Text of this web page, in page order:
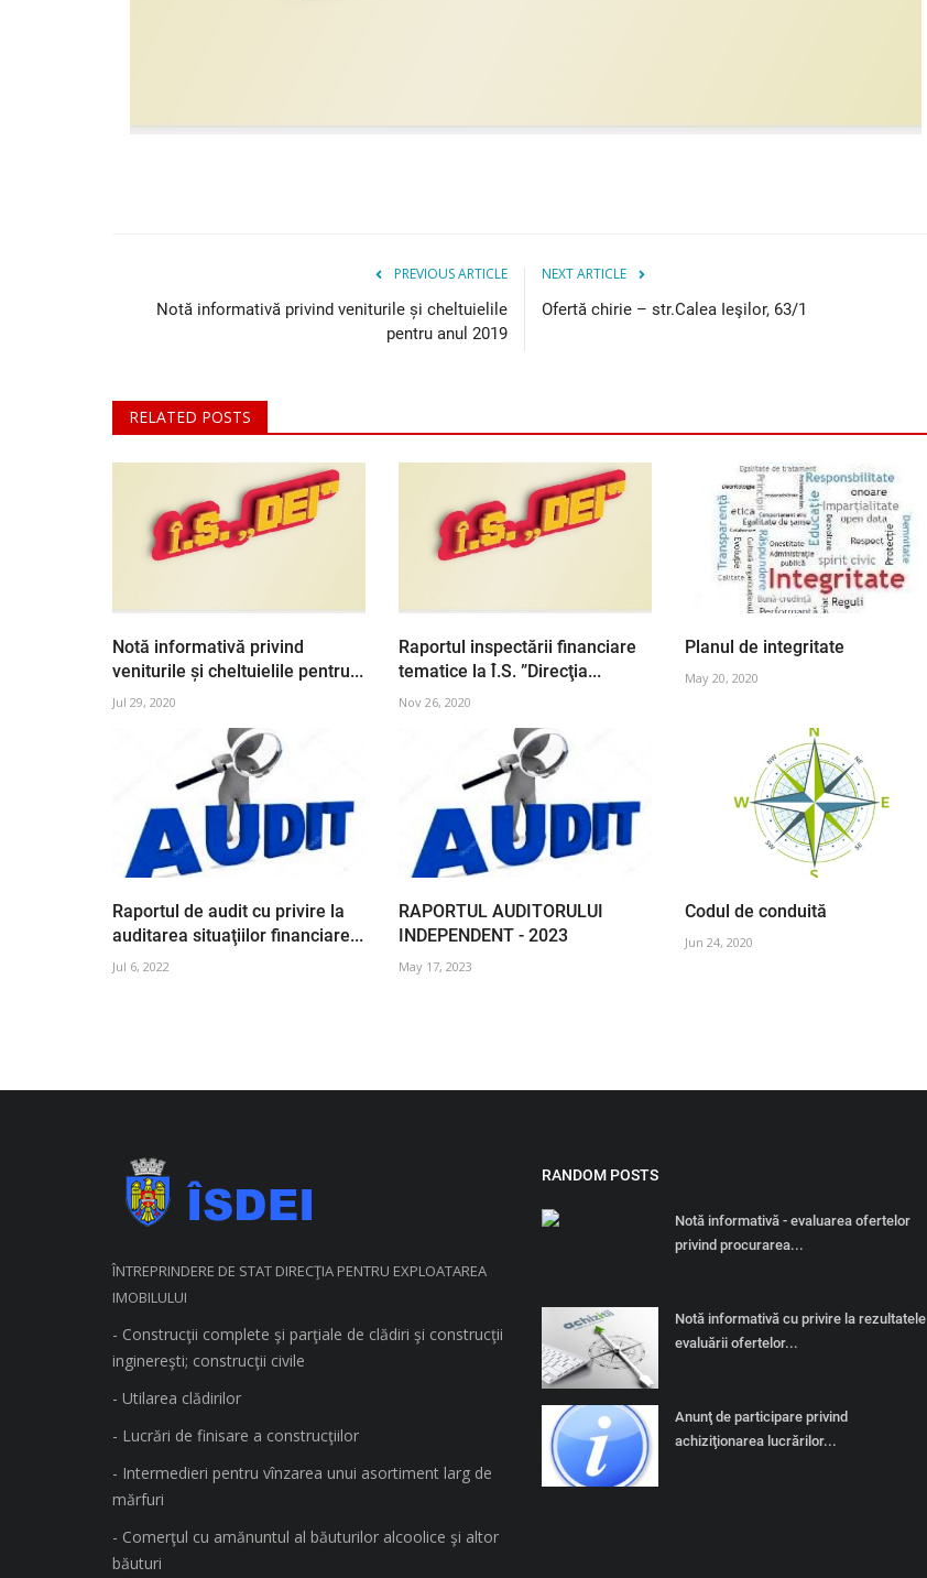
PREVIOUS ARTICLE
Notă informativă privind veniturile și cheltuielile
pentru anul 2019
NEXT ARTICLE
Ofertă chirie – str.Calea Ieşilor, 63/1
RELATED POSTS
Notă informativă privind
veniturile și cheltuielile pentru...
Jul 29, 2020
Raportul inspectării financiare
tematice la Î.S. ”Direcţia...
Nov 26, 2020
Planul de integritate
May 20, 2020
Raportul de audit cu privire la
auditarea situaţiilor financiare...
Jul 6, 2022
RAPORTUL AUDITORULUI
INDEPENDENT - 2023
May 17, 2023
Codul de conduită
Jun 24, 2020
ÎNTREPRINDERE DE STAT DIRECŢIA PENTRU EXPLOATAREA
IMOBILULUI
- Construcţii complete şi parţiale de clădiri şi construcţii
inginereşti; construcţii civile
- Utilarea clădirilor
- Lucrări de finisare a construcţiilor
- Intermedieri pentru vînzarea unui asortiment larg de
mărfuri
- Comerţul cu amănuntul al băuturilor alcoolice şi altor
băuturi
RANDOM POSTS
Notă informativă - evaluarea ofertelor
privind procurarea...
Notă informativă cu privire la rezultatele
evaluării ofertelor...
Anunţ de participare privind
achiziţionarea lucrărilor...